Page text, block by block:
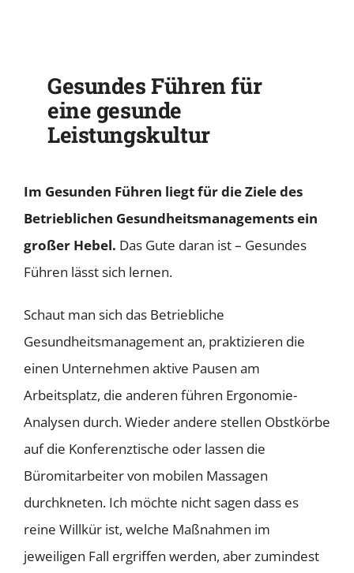
Gesundes Führen für
eine gesunde
Leistungskultur
Im Gesunden Führen liegt für die Ziele des
Betrieblichen Gesundheitsmanagements ein
großer Hebel. Das Gute daran ist – Gesundes
Führen lässt sich lernen.
Schaut man sich das Betriebliche
Gesundheitsmanagement an, praktizieren die
einen Unternehmen aktive Pausen am
Arbeitsplatz, die anderen führen Ergonomie-
Analysen durch. Wieder andere stellen Obstkörbe
auf die Konferenztische oder lassen die
Büromitarbeiter von mobilen Massagen
durchkneten. Ich möchte nicht sagen dass es
reine Willkür ist, welche Maßnahmen im
jeweiligen Fall ergriffen werden, aber zumindest